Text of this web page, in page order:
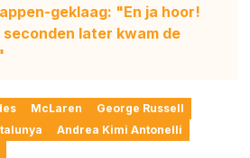
geklaag: "En ja hoor!
seconden later kwam de
McLaren
George Russell
Andrea Kimi Antonelli